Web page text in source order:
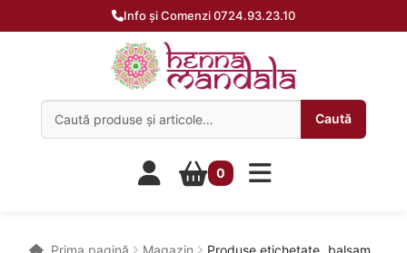
Info și Comenzi 0724.93.23.10
Caută
0
Prima pagină Magazin
Produse etichetate „balsam